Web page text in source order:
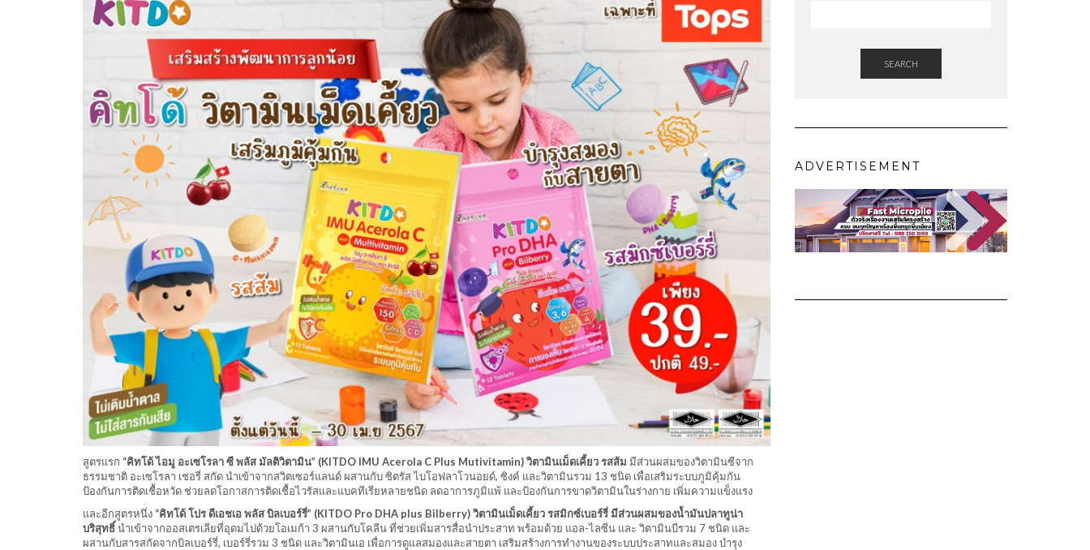
สูตรแรก “คิทโด้ ไอมู อะเซโรลา ซี พลัส มัลติวิตามิน” (KITDO IMU Acerola C Plus Mutivitamin) วิตามินเม็ดเคี้ยว รสส้ม มีส่วนผสมของวิตามินซีจาก
ธรรมชาติ อะเซโรลา เชอรี่ สกัด นำเข้าจากสวิตเซอร์แลนด์ ผสานกับ ซิตรัส ไบโอฟลาโวนอยด์, ซิงค์ และวิตามินรวม 13 ชนิด เพื่อเสริมระบบภูมิคุ้มกัน
ป้องกันการติดเชื้อหวัด ช่วยลดโอกาสการติดเชื้อไวรัสและแบคทีเรียหลายชนิด ลดอาการภูมิแพ้ และป้องกันการขาดวิตามินในร่างกาย เพิ่มความแข็งแรง
และอีกสูตรหนึ่ง “คิทโด้ โปร ดีเอชเอ พลัส บิลเบอร์รี่” (KITDO Pro DHA plus Bilberry) วิตามินเม็ดเคี้ยว รสมิกซ์เบอร์รี่ มีส่วนผสมของน้ำมันปลาทูน่า
บริสุทธิ์นำเข้าจากออสเตรเลียที่อุดมไปด้วยโอเมก้า 3 ผสานกับโคลีน ที่ช่วยเพิ่มสารสื่อนำประสาท พร้อมด้วย แอล-ไลซีน และ วิตามินบีรวม 7 ชนิด และ
ผสานกับสารสกัดจากบิลเบอร์รี่, เบอร์รี่รวม 3 ชนิด และวิตามินเอ เพื่อการดูแลสมองและสายตา เสริมสร้างการทำงานของระบบประสาทและสมอง บำรุง
SEARCH
ADVERTISEMENT